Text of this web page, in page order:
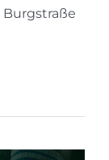
Burgstraße